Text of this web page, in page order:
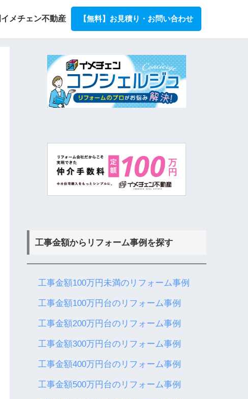
イメチェン不動産 【無料】お見積り・お問い合わせ
工事金額からリフォーム事例を探す
工事金額100万円未満のリフォーム事例
工事金額100万円台のリフォーム事例
工事金額200万円台のリフォーム事例
工事金額300万円台のリフォーム事例
工事金額400万円台のリフォーム事例
工事金額500万円台のリフォーム事例